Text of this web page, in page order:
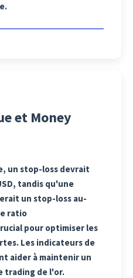
et Money
un stop-loss devrait
tandis qu'une
un stop-loss au-
ratio
pour optimiser les
Les indicateurs de
aider à maintenir un
trading de l'or.